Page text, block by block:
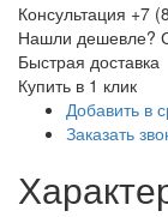
Консультация +7
Нашли дешевле?
Быстрая доставка
Купить в 1 клик
Добавить в
Заказать